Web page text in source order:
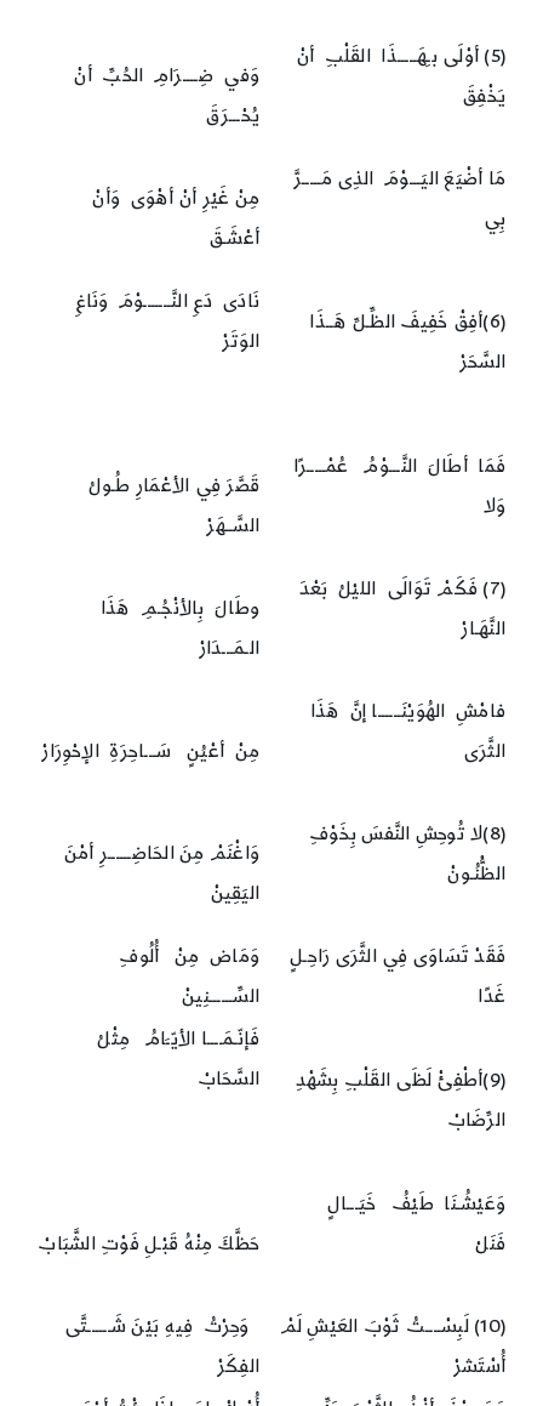
(5) أوْلَى بـِهَـــــذَا القَلْبِ أنْ
يَخْفِقَ
وَفي ضِــــرَامِ الحُبِّ أنْ
يُحْـــرَقَ
مَا أضْيَعَ اليَـــوْمَ الذِى مَـــــرَّ
بِي
مِنْ غَيْرِ أنْ أهْوَى وَأنْ
أعْشَـقَ
(6)أفِقْ خَفِيفَ الظِّـلِّ هَــذَا
السَّحَرْ
نَادَى دَعِ النَّـــــــوْمَ وَنَاغِ
الوَتَرْ
فَمَا أطَالَ النَّـــوْمُ عُمْـــــرًا
وَلا
قَصَّرَ فِي الأعْمَارِ طُـولُ
السَّــهَرْ
(7) فَكَمْ تَوَالَى الليْلُ بَعْدَ
النَّهَـارْ
وطَالَ بِالأنْجُـمِ هَذَا
الـمَـــدَارْ
فامْشِ الهُوَيْنَــــــا إنَّ هَذَا
الثَّرَى
مِنْ أعْيُنٍ سَـــاحِرَةِ الإحْوِرَارْ
(8)لا تُوحِشِ النَّفسَ بِخَوْفِ
الظُّنُـونْ
وَاغْنَمْ مِنَ الحَاضِــــــرِ أمْنَ
اليَقِينْ
فَقَدْ تَسَاوَى فِي الثَّرَى رَاحِـلٍ
غَدًا
وَمَاض مِنْ أُلُوفِ
السِّــــــنِينْ
(9)أطْفِئْ لَظَى القَلْبِ بِشَهْدِ
الرِّضَابْ
فَإنّـمَــــا الأيّـَامُ مِثْلُ
السَّحَابْ
وَعَيْشُـنَا طَيْفُ خَيَـــالٍ
فَنَلْ
حَظَّكَ مِنْهُ قَبْـلِ فَوْتِ الشَّبَابْ
(10) لَبِسْــــتُ ثَوْبَ العَيْشِ لَمْ
أُسْتَشرْ
وَحِرْتُ فِيهِ بَيْنَ شَــــــتَّى
الفِكَرْ